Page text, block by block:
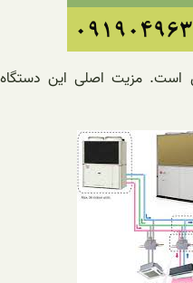
است. مزیت اصلی این دستگاه